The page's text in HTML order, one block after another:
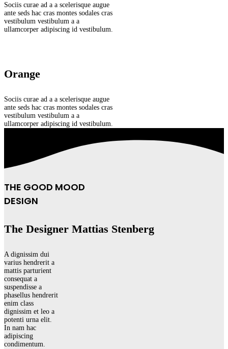
Sociis curae ad a a scelerisque augue
ante seds hac cras montes sodales cras
vestibulum vestibulum a a
ullamcorper adipiscing id vestibulum.
Orange
Sociis curae ad a a scelerisque augue
ante seds hac cras montes sodales cras
vestibulum vestibulum a a
ullamcorper adipiscing id vestibulum.
THE GOOD MOOD
DESIGN
The Designer Mattias Stenberg
A dignissim dui
varius hendrerit a
mattis parturient
consequat a
suspendisse a
phasellus hendrerit
enim class
dignissim et leo a
potenti urna elit.
In nam hac
adipiscing
condimentum.